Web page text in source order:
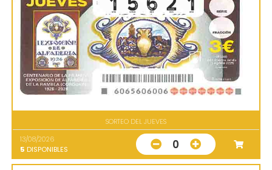
SORTEO DEL JUEVES
13/08/2026
5 DISPONIBLES 0